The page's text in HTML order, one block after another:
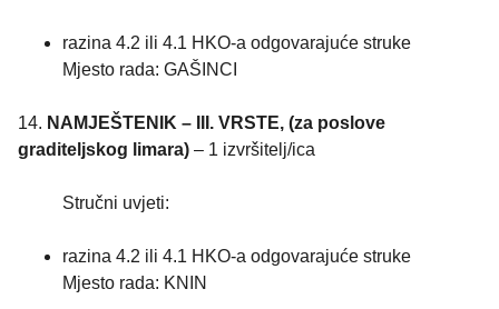
razina 4.2 ili 4.1 HKO-a odgovarajuće struke
Mjesto rada: GAŠINCI
14. NAMJEŠTENIK – III. VRSTE, (za poslove
graditeljskog limara) – 1 izvršitelj/ica
Stručni uvjeti:
razina 4.2 ili 4.1 HKO-a odgovarajuće struke
Mjesto rada: KNIN